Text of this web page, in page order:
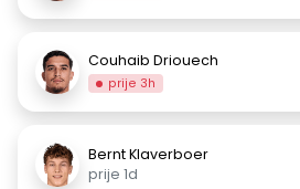
Couhaib Driouech
prije 3h
Bernt Klaverboer
prije 1d